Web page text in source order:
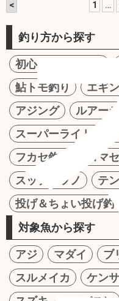
< 1 …
釣り方から探す
初心者オススメ！
鮎トモ釣り
エギ
アジング
ルアーシ
スーパーライトジギ
フカセ釣り
コマ
スッテ＆ツノ
テ
投げ＆ちょい投げ釣り
対象魚から探す
アジ マダイ ブ
スルメイカ
ケン